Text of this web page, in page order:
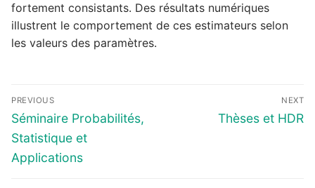
fortement consistants. Des résultats numériques
illustrent le comportement de ces estimateurs selon
les valeurs des paramètres.
Navigation
de
l’article
PREVIOUS
Previous
post:
Séminaire Probabilités,
Statistique et
Applications
NEXT
Next
Thèses et HDR